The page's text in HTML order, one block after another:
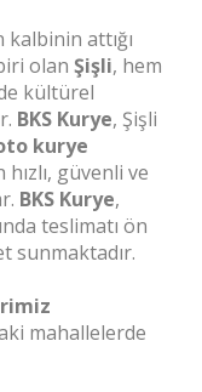
attığı
olanŞişli, hem
kültürel
BKS Kurye, Şişli
kurye
güvenli ve
BKS Kurye,
teslimatı ön
sunmaktadır.
mahallelerde